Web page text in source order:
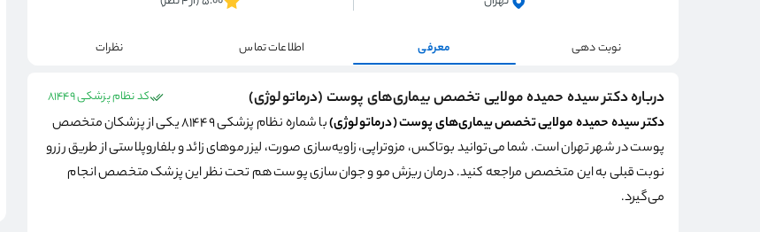
نوبت دهی معرفی اطلاعات تماس نظرات
درباره دکتر سیده حمیده مولایی تخصص بیماری‌های پوست (درماتولوژی) کد نظام پزشکی 81449
دکتر سیده حمیده مولایی تخصص بیماری‌های پوست (درماتولوژی)
با شماره نظام پزشکی 81449 یکی از پزشکان متخصص
پوست در شهر تهران است. شما می‌توانید بوتاکس، مزوتراپی، زاویه‌سازی صورت، لیزر موهای زائد و بلفاروپلاستی از طریق رزرو
نوبت قبلی به این متخصص مراجعه کنید. درمان ریزش مو و جوان‌سازی پوست هم تحت نظر این پزشک متخصص انجام
می‌گیرد.